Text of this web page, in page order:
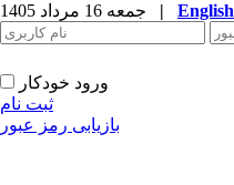
| English
ورود خودکار
ثبت نام
بازیابی رمز عبور